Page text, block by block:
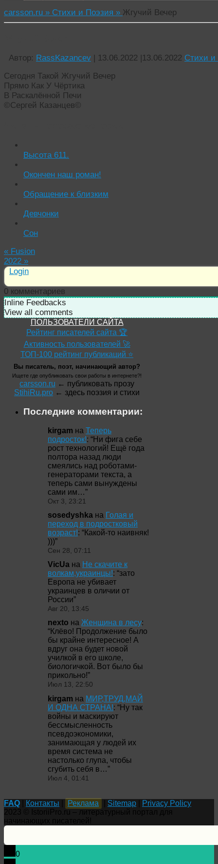
carsson.ru » Стихи и Поэзия » Жгучий Вечер
Автор: RassKazancev | 13.06.2022 |13.06.2022 Стихи и
Сегодня Такой Жгучий Вечер
Прямо Как У Чёртика
В Раскалённой Печи
©Сергей Казанцев©
Высота 611.
Окончен наш роман!
Обращение к близким
Девчонки
Сон
« Fusion
2022 »
Login
0 комментариев
Inline Feedbacks
View all comments
ПОЛЬЗОВАТЕЛИ САЙТА
Рейтинг писателей сайта 🏆
Активность пользователей 🚀
ТОП-100 рейтинг публикаций ⭐
Вы писатель, поэт, начинающий автор?
Ищете где опубликовать свои работы в интернете?!
carsson.ru ← публиковать прозу
StihiRu.pro ← здесь поэзия и стихи
Последние комментарии:
kirgam на Теперь
подросток!: “Ни фига себе
рост технологий! Ещё года
полтора назад люди
смеялись над роботами-
генераторами текста, а
теперь сами вынуждены
сами им…”
Окт 3, 23:21
sosedyshka на Голая и
переход в подростковый
возраст!: “Какой-то наивняк!
)))”
Сен 28, 07:11
VicUa на Не скачите к
волкам,украинцы!: “зато
Европа не убивает
украинцев в оличии от
России”
Авг 20, 13:45
nexto на Женщина в лесу:
“Клёво! Продолжение было
бы крайне интересное! А
вдруг она будет новой
училкой в его школе,
биологичкой. Вот было бы
прикольно!”
Июл 13, 22:50
kirgam на МИР,ТРУД,МАЙ
И ОДНА СТРАНА!: “Ну так
войны и маскируют
бессмысленность
псевдоэкономики,
занимающая у людей их
время система не
настолько глупа, чтобы
сгубить себя в…”
Июл 4, 01:41
FAQ Контакты Реклама Sitemap
Privacy Policy
0